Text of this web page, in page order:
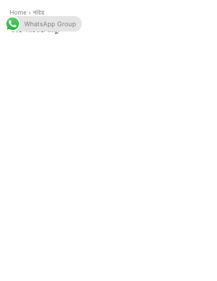
WhatsApp Group